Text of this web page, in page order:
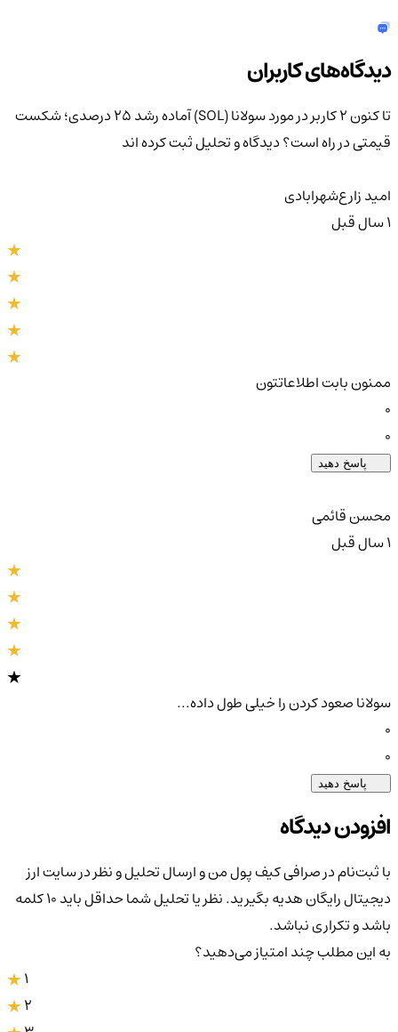
دیدگاه‌های کاربران
تا کنون 2 کاربر در مورد
سولانا (SOL) آماده‌ رشد 25 درصدی؛ شکست
قیمتی در راه است؟دیدگاه و تحلیل ثبت کرده اند
امید زارع‌شهر‌ابادی
ممنون بابت اطلاعاتتون
پاسخ دهید
محسن قائمی
سولانا صعود کردن را خیلی طول داده...
پاسخ دهید
افزودن دیدگاه
با ثبت‌نام در صرافی کیف پول من و ارسال تحلیل و نظر در سایت ارز
دیجیتال رایگان هدیه بگیرید. نظر یا تحلیل شما حداقل باید ۱۰ کلمه
باشد و تکراری نباشد.
به این مطلب چند امتیاز می‌دهید؟